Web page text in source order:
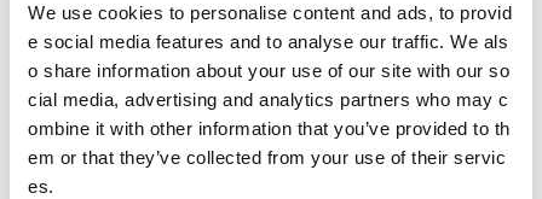
We use cookies to personalise content and ads, to provid
e social media features and to analyse our traffic. We als
o share information about your use of our site with our so
cial media, advertising and analytics partners who may c
ombine it with other information that you’ve provided to th
em or that they’ve collected from your use of their servic
es.
営業時間 始発～終電（一部のサービスを除く）
忘れ物をした方
忘れ物をした当日中に問い合わせる場合
忘れ物をした駅事務室までお問い合わせください。